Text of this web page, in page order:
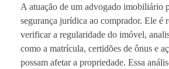
A atuação de um advogado imobiliário
segurança jurídica ao comprador. Ele é
verificar a regularidade do imóvel,
como a matrícula, certidões de ônus e
possam afetar a propriedade. Essa